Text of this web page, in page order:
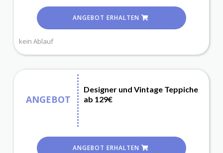
ANGEBOT ERHALTEN
kein Ablauf
ANGEBOT
Designer und Vintage Teppiche
ab 129€
ANGEBOT ERHALTEN